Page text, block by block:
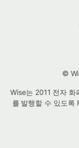
©
Wise는 2011 전자 화
를 발행할 수 있도